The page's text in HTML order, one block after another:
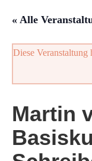
« Alle
Diese Veranstaltung
Martin